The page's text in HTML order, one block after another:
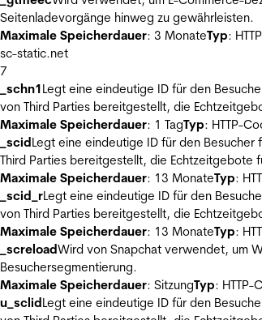
Seitenladevorgänge hinweg zu gewährleisten.
Maximale Speicherdauer: 3 MonateTyp:
sc-static.net
7
_schn1Legt eine eindeutige ID für den
von Third Parties bereitgestellt, die
Maximale Speicherdauer: 1 TagTyp: HTTP-
_scidLegt eine eindeutige ID für den
Third Parties bereitgestellt, die Echtzeitgebote
Maximale Speicherdauer: 13 MonateTyp:
_scid_rLegt eine eindeutige ID für den
von Third Parties bereitgestellt, die
Maximale Speicherdauer: 13 MonateTyp:
_screloadWird von Snapchat verwendet, um
Besuchersegmentierung.
Maximale Speicherdauer: SitzungTyp: HTTP-
u_sclidLegt eine eindeutige ID für den